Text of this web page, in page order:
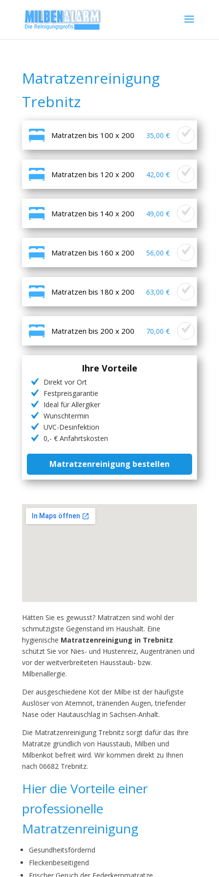
Matratzenreinigung
Trebnitz
Matratzen bis 100 x 200 35,00 €
Matratzen bis 120 x 200 42,00 €
Matratzen bis 140 x 200 49,00 €
Matratzen bis 160 x 200 56,00 €
Matratzen bis 180 x 200 63,00 €
Matratzen bis 200 x 200 70,00 €
Ihre Vorteile
Direkt vor Ort
Festpreisgarantie
Ideal für Allergiker
Wunschtermin
UVC-Desinfektion
0,- € Anfahrtskosten
Matratzenreinigung bestellen
Hätten Sie es gewusst? Matratzen sind wohl der
schmutzigste Gegenstand im Haushalt. Eine
hygienische Matratzenreinigung in Trebnitz
schützt Sie vor Nies- und Hustenreiz, Augentränen und
vor der weitverbreiteten Hausstaub- bzw.
Milbenallergie.
Der ausgeschiedene Kot der Milbe ist der häufigste
Auslöser von Atemnot, tränenden Augen, triefender
Nase oder Hautauschlag in Sachsen-Anhalt.
Die Matratzenreinigung Trebnitz sorgt dafür das Ihre
Matratze gründlich von Hausstaub, Milben und
Milbenkot befreit wird. Wir kommen direkt zu Ihnen
nach 06682 Trebnitz.
Hier die Vorteile einer
professionelle
Matratzenreinigung
Gesundheitsfördernd
Fleckenbeseitigend